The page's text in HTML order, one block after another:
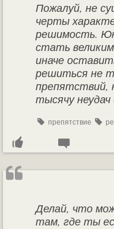
Пожалуй, не
черты
решимость.
стать
иначе
решиться не
препятствий,
тысячу
препятствие
Делай, что
там, где ты